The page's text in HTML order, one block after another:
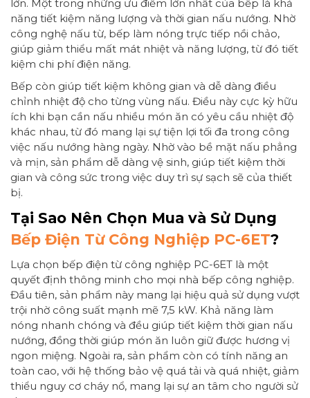
lớn. Một trong những ưu điểm lớn nhất của bếp là khả
năng tiết kiệm năng lượng và thời gian nấu nướng. Nhờ
công nghệ nấu từ, bếp làm nóng trực tiếp nồi chảo,
giúp giảm thiểu mất mát nhiệt và năng lượng, từ đó tiết
kiệm chi phí điện năng.
Bếp còn giúp tiết kiệm không gian và dễ dàng điều
chỉnh nhiệt độ cho từng vùng nấu. Điều này cực kỳ hữu
ích khi bạn cần nấu nhiều món ăn có yêu cầu nhiệt độ
khác nhau, từ đó mang lại sự tiện lợi tối đa trong công
việc nấu nướng hàng ngày. Nhờ vào bề mặt nấu phẳng
và mịn, sản phẩm dễ dàng vệ sinh, giúp tiết kiệm thời
gian và công sức trong việc duy trì sự sạch sẽ của thiết
bị.
Tại Sao Nên Chọn Mua và Sử Dụng
Bếp Điện Từ Công Nghiệp PC-6ET?
Lựa chọn bếp điện từ công nghiệp PC-6ET là một
quyết định thông minh cho mọi nhà bếp công nghiệp.
Đầu tiên, sản phẩm này mang lại hiệu quả sử dụng vượt
trội nhờ công suất mạnh mẽ 7,5 kW. Khả năng làm
nóng nhanh chóng và đều giúp tiết kiệm thời gian nấu
nướng, đồng thời giúp món ăn luôn giữ được hương vị
ngon miệng. Ngoài ra, sản phẩm còn có tính năng an
toàn cao, với hệ thống bảo vệ quá tải và quá nhiệt, giảm
thiểu nguy cơ cháy nổ, mang lại sự an tâm cho người sử